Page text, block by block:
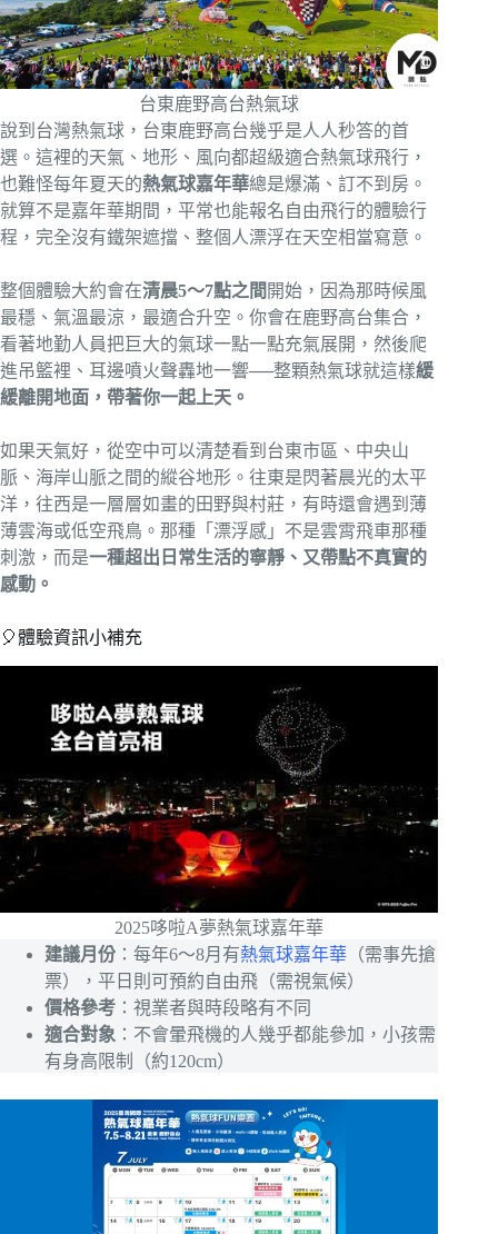
台東鹿野高台熱氣球
說到台灣熱氣球，台東鹿野高台幾乎是人人秒答的首
選。這裡的天氣、地形、風向都超級適合熱氣球飛行，
也難怪每年夏天的熱氣球嘉年華總是爆滿、訂不到房。
就算不是嘉年華期間，平常也能報名自由飛行的體驗行
程，完全沒有鐵架遮擋、整個人漂浮在天空相當寫意。
整個體驗大約會在清晨5～7點之間 開始，因為那時候風
最穩、氣溫最涼，最適合升空。你會在鹿野高台集合，
看著地勤人員把巨大的氣球一點一點充氣展開，然後爬
進吊籃裡、耳邊噴火聲轟地一響──整顆熱氣球就這樣緩
緩離開地面，帶著你一起上天。
如果天氣好，從空中可以清楚看到台東市區、中央山
脈、海岸山脈之間的縱谷地形。往東是閃著晨光的太平
洋，往西是一層層如畫的田野與村莊，有時還會遇到薄
薄雲海或低空飛鳥。那種「漂浮感」不是雲霄飛車那種
刺激，而是一種超出日常生活的寧靜、又帶點不真實的
感動。
🎈體驗資訊小補充
2025哆啦A夢熱氣球嘉年華
建議月份 ：每年6～8月有熱氣球嘉年華 （需事先搶
票），平日則可預約自由飛（需視氣候）
價格參考 ：視業者與時段略有不同
適合對象 ：不會暈飛機的人幾乎都能參加，小孩需
有身高限制（約120cm）